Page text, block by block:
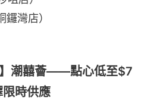
灣店）
潮囍薈——點心低至$7
時供應